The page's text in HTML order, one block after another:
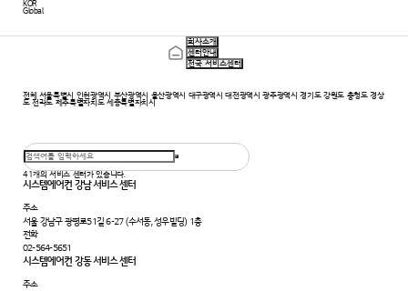
KOR
Global
회사소개
센터안내
전국 서비스센터
전체 서울특별시 인천광역시 부산광역시 울산광역시 대구광역시 대전광역시 광주광역시 경기도 강원도 충청도 경상
도 전라도 제주특별자치도 세종특별자치시
41개의 서비스 센터가 있습니다.
시스템에어컨 강남 서비스 센터
주소
서울 강남구 광평로51길 6-27 (수서동, 성우빌딩) 1층
전화
02-564-5651
시스템에어컨 강동 서비스 센터
주소